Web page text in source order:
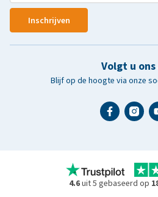
Inschrijven
Volgt u ons
Blijf op de hoogte via onze
4.6uit 5 gebaseerd op